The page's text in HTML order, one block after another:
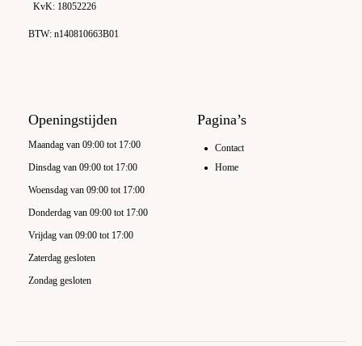
KvK: 18052226
BTW: n140810663B01
Openingstijden
Maandag van 09:00 tot 17:00
Dinsdag van 09:00 tot 17:00
Woensdag van 09:00 tot 17:00
Donderdag van 09:00 tot 17:00
Vrijdag van 09:00 tot 17:00
Zaterdag gesloten
Zondag gesloten
Pagina’s
Contact
Home